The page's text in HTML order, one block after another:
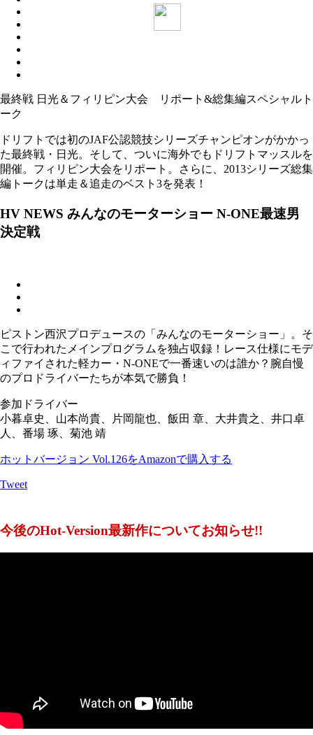
最終戦 日光＆フィリピン大会 リポート&総集編スペシャルト
ーク
ドリフトでは初のJAF公認競技シリーズチャンピオンがかかっ
た最終戦・日光。そして、ついに海外でもドリフトマッスルを
開催。フィリピン大会をリポート。さらに、2013シリーズ総集
編トークは単走＆追走のベスト3を発表！
HV NEWS みんなのモーターショー N-ONE最速男
決定戦
ピストン西沢プロデュースの「みんなのモーターショー」。そ
こで行われたメインプログラムを独占収録！レース仕様にモデ
ィファイされた軽カー・N-ONEで一番速いのは誰か？腕自慢
のプロドライバーたちが本気で勝負！
参加ドライバー
小暮卓史、山本尚貴、片岡龍也、飯田 章、大井貴之、井口卓
人、番場 琢、菊池 靖
ホットバージョン Vol.126をAmazonで購入する
Tweet
今後のHot-Version最新作についてお知らせ!!